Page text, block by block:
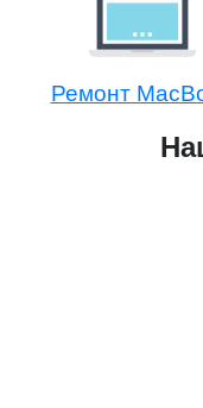
Ремонт